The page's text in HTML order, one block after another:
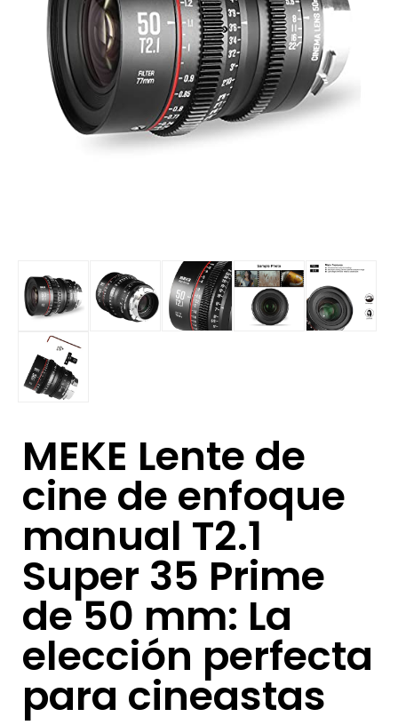
MEKE Lente de
cine de enfoque
manual T2.1
Super 35 Prime
de 50 mm: La
elección perfecta
para cineastas